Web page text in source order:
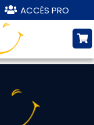
ACCÈS PRO